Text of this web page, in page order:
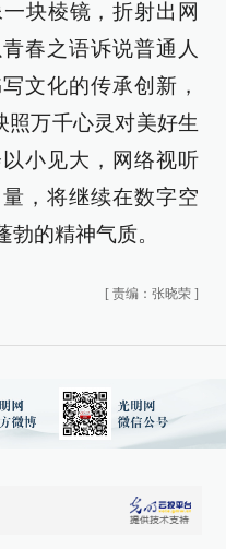
块棱镜，折射出网
春之语诉说普通人
文化的传承创新，
照万千心灵对美好生
小见大，网络视听
，将继续在数字空
的精神气质。
[ 责编：张晓荣 ]